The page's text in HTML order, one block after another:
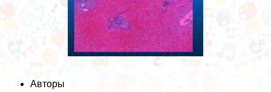
Авторы